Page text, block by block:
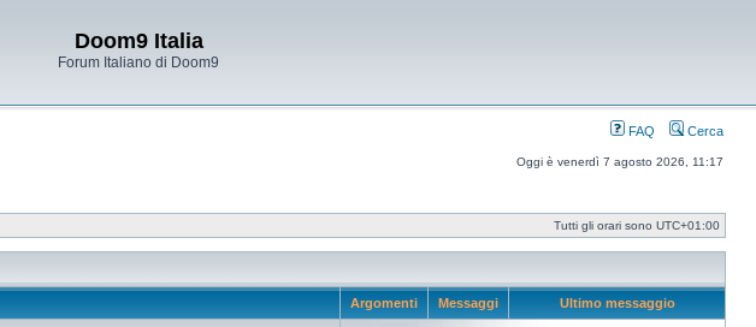
Doom9 Italia
Forum Italiano di Doom9
FAQ Cerca
Oggi è venerdì 7 agosto 2026, 11:17
Tutti gli orari sono UTC+01:00
Argomenti Messaggi Ultimo messaggio